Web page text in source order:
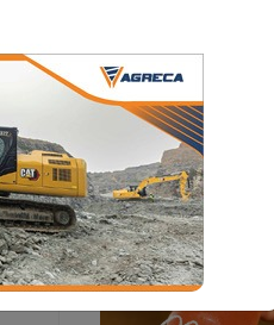
42.5K
Seguidores